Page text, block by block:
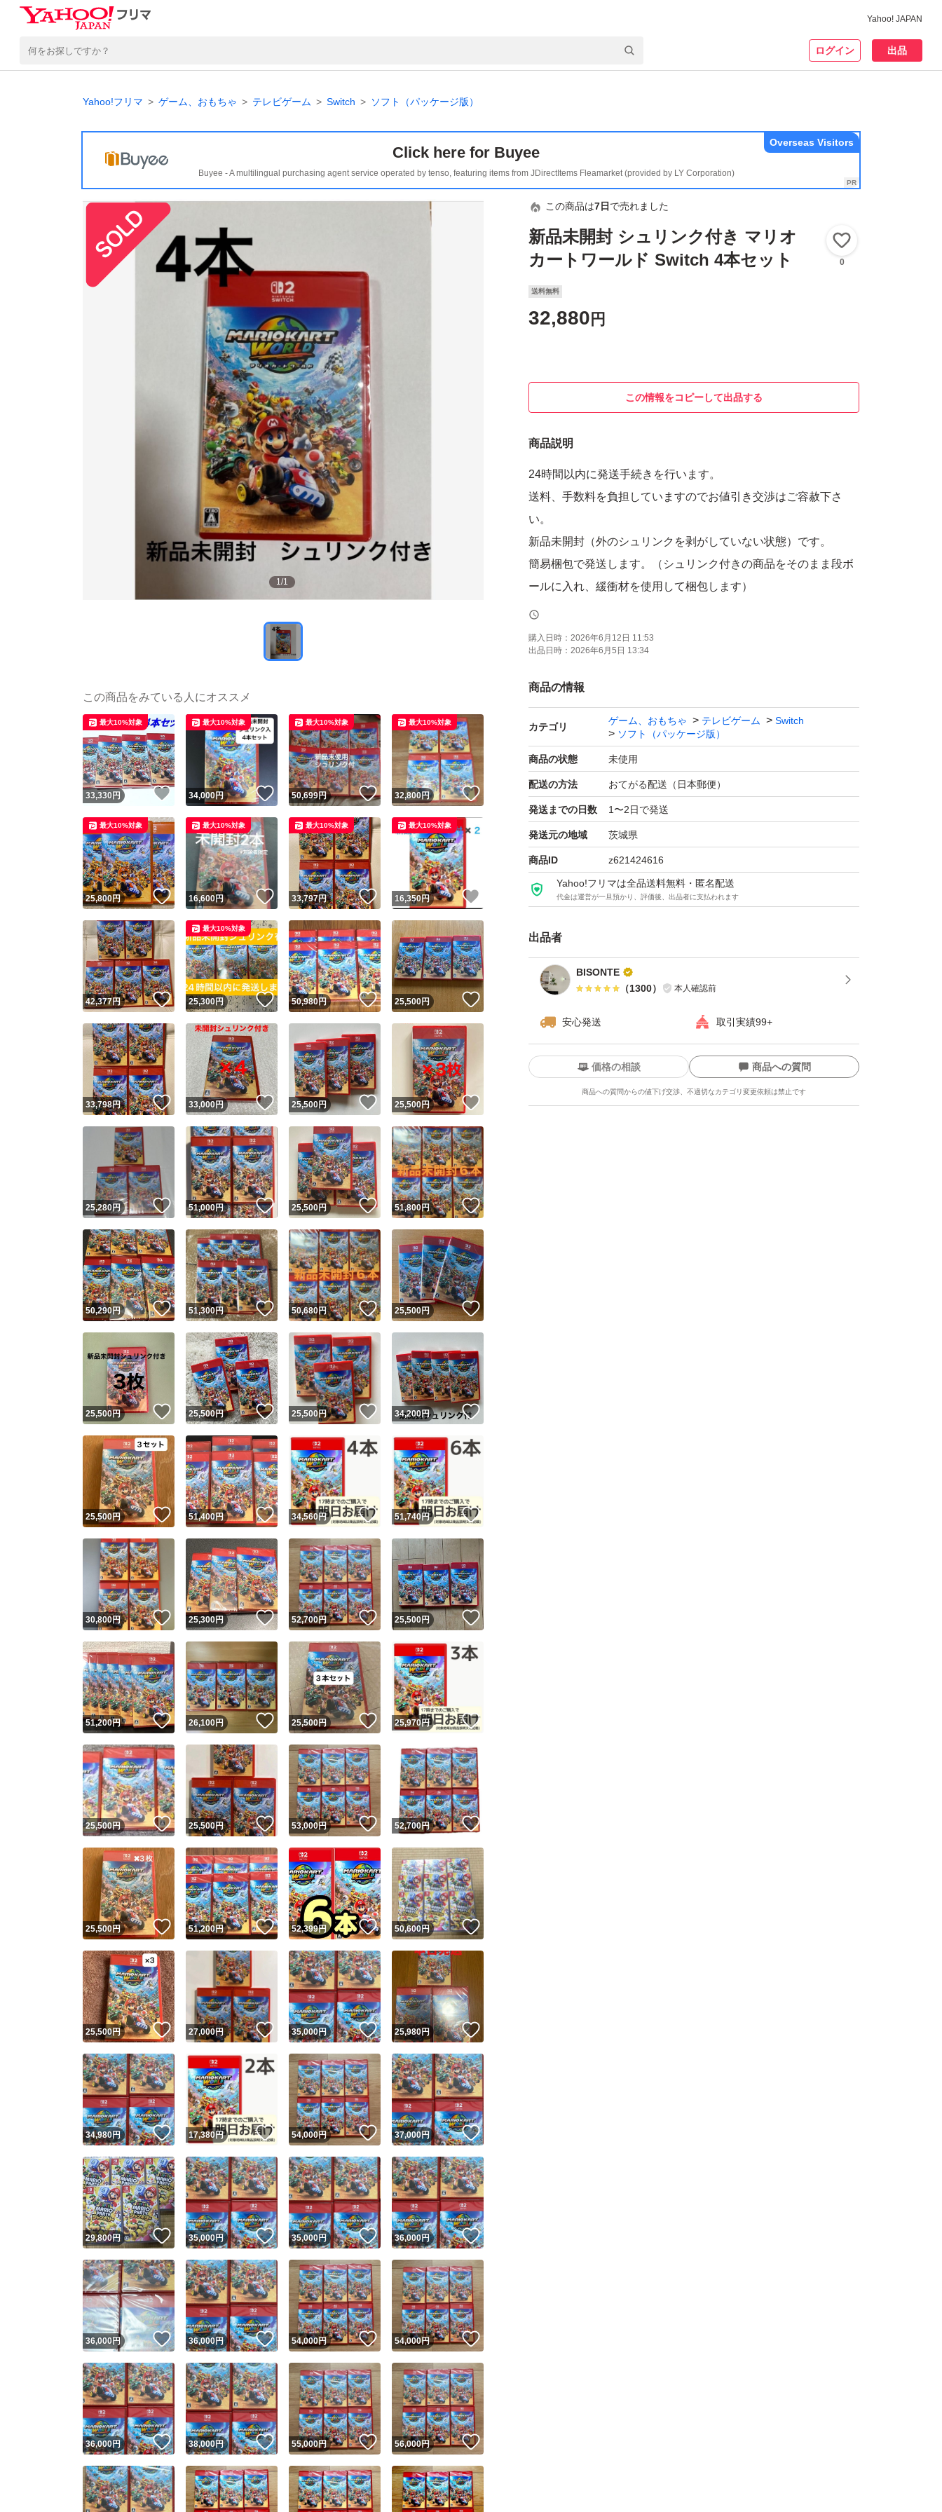
Yahoo! JAPAN
ログイン 出品
Yahoo!フリマ ゲーム、おもちゃ テレビゲーム Switch ソフト（パッケージ版）
Click here for Buyee
Buyee - A multilingual purchasing agent service operated by tenso, featuring items from JDirectItems Fleamarket (provided by LY Corporation)
Overseas Visitors
1/1
この商品は7日 で売れました
新品未開封 シュリンク付き マリオ
カートワールド Switch 4本セット
0
送料無料
32,880 円
この情報をコピーして出品する
商品説明
24時間以内に発送手続きを行います。
送料、手数料を負担していますのでお値引き交渉はご容赦下さ
い。
新品未開封（外のシュリンクを剥がしていない状態）です。
簡易梱包で発送します。（シュリンク付きの商品をそのまま段ボ
購入日時： 2026年6月12日 11:53
出品日時： 2026年6月5日 13:34
商品の情報
カテゴリ
ゲーム、おもちゃ テレビゲーム
Switch
ソフト（パッケージ版）
商品の状態 未使用
配送の方法 おてがる配送（日本郵便）
発送までの日数 1〜2日で発送
発送元の地域 茨城県
商品ID z621424616
Yahoo!フリマは全品送料無料・匿名配送
代金は運営が一旦預かり、評価後、出品者に支払われます
出品者
BISONTE
（1300） 本人確認前
安心発送 取引実績99+
ユーザーの実績について
Yahoo!フリマが定めた一定の基準を満たしたユーザーにバッジを付与しています
安心取引出品者
安心取引出品者 Yahoo!フリマの基準をクリアした安心・安全なユーザーです
取引実績
取引実績◯+ このユーザーはYahoo!フリマの取引を完了させた実績があります
他フリマ実績◯+ このユーザーは他フリマサービスでの取引実績があります
スピード&安心発送
※このバッジは実績に基づく表示であり、発送を保証しているものではありません
スピード＆安心発送
このユーザーは高頻度で24時間以内＆設定した発送日数内に発送してい
ます
スピード発送 このユーザーは高頻度で24時間以内に発送しています
安心発送 このユーザーは設定した発送日数内に発送しています
価格の相談 商品への質問
商品への質問からの値下げ交渉、不適切なカテゴリ変更依頼は禁止です
この商品の情報をコピーします
商品画像の無断転載は禁止されています
コピーは1商品につき1回 です
出品ページへ
キャンセル
この商品をみている人にオススメ
33,330 円 いいね！
最大10%対象
34,000円 いいね！
最大10%対象
50,699円 いいね！
最大10%対象
32,800円
最大10%対象
25,800円 いいね！
最大10%対象
16,600円 いいね！
最大10%対象
33,797円 いいね！
最大10%対象
16,350円
最大10%対象
42,377円 いいね！
25,300円 いいね！
最大10%対象
50,980円 いいね！
25,500円
33,798円 いいね！
33,000円 いいね！
25,500円 いいね！
25,500円
25,280円 いいね！
51,000円 いいね！
25,500円 いいね！
51,800円 いいね！
50,290円 いいね！
51,300円 いいね！
50,680円 いいね！
25,500円
25,500円 いいね！
25,500円 いいね！
25,500円 いいね！
34,200円
25,500円 いいね！
51,400円 いいね！
34,560円 いいね！
51,740円
30,800円 いいね！
25,300円 いいね！
52,700円 いいね！
25,500円 いいね！
51,200円 いいね！
26,100円 いいね！
25,500円 いいね！
25,970円
25,500円 いいね！
25,500円 いいね！
53,000円 いいね！
52,700円
25,500円 いいね！
51,200円 いいね！
52,399円 いいね！
50,600円
25,500円 いいね！
27,000円 いいね！
35,000円 いいね！
25,980円
34,980円 いいね！
17,380円 いいね！
54,000円 いいね！
37,000円 いいね！
29,800円 いいね！
35,000円 いいね！
35,000円 いいね！
36,000円 いいね！
36,000円 いいね！
36,000円 いいね！
54,000円 いいね！
54,000円 いいね！
36,000円 いいね！
38,000円 いいね！
55,000円 いいね！
56,000円 いいね！